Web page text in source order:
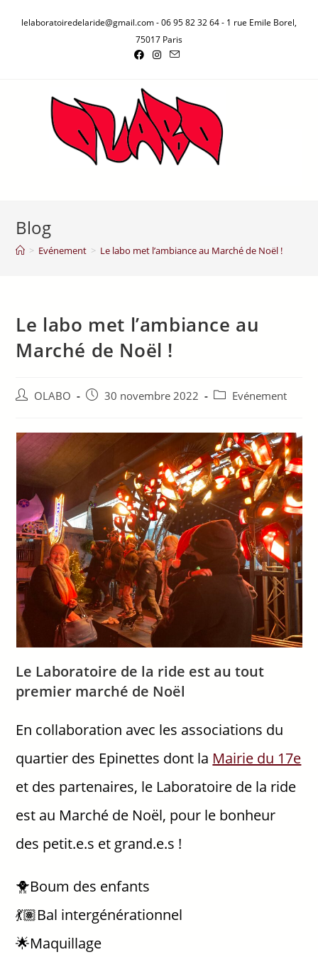
lelaboratoiredelaride@gmail.com - 06 95 82 32 64 - 1 rue Emile Borel,
75017 Paris
Blog
> Evénement > Le labo met l’ambiance au Marché de Noël !
Le labo met l’ambiance au
Marché de Noël !
OLABO 30 novembre 2022 Evénement
Le Laboratoire de la ride est au tout
premier marché de Noël
En collaboration avec les associations du
quartier des Epinettes dont la Mairie du 17e
et des partenaires, le Laboratoire de la ride
est au Marché de Noël, pour le bonheur
des petit.e.s et grand.e.s !
🐥Boum des enfants
💃🏽Bal intergénérationnel
🌟Maquillage